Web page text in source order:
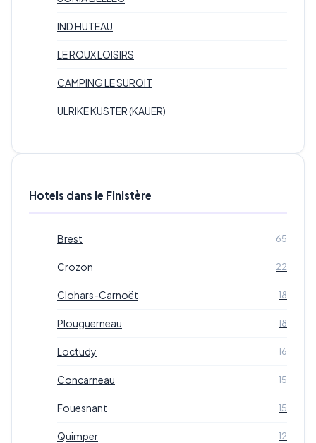
IND HUTEAU
LE ROUX LOISIRS
CAMPING LE SUROIT
ULRIKE KUSTER (KAUER)
Hotels dans le Finistère
Brest 65
Crozon 22
Clohars-Carnoët 18
Plouguerneau 18
Loctudy 16
Concarneau 15
Fouesnant 15
Quimper 12